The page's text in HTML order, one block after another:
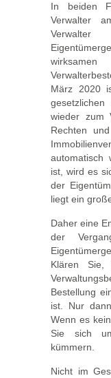
In beiden
Verwalter
März 2020
wieder zum
Rechten
automatisch
ist, wird es
der
liegt ein
Daher eine
der
Klären
Bestellung
ist. Nur
Wenn es
Sie sich
kümmern.
Nicht im